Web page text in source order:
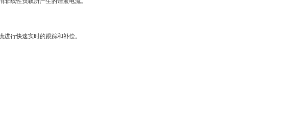
行快速实时的跟踪和补偿。